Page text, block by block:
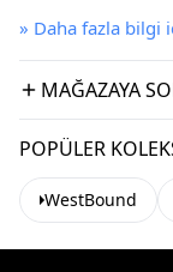
» Daha fazla bilgi
MAĞAZAYA
POPÜLER
WestBound